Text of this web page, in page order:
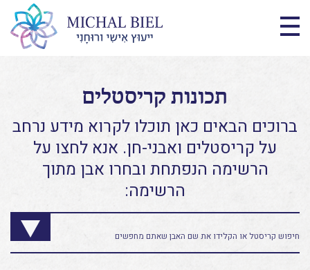
תכונות קריסטלים
ברוכים הבאים כאן תוכלו לקרוא מידע נרחב
על קריסטלים ואבני-חן. אנא לחצו על
הרשימה הנפתחת ובחרו אבן מתוך
הרשימה: